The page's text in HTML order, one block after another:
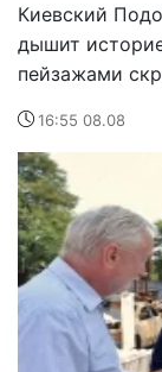
Киевский
дышит
пейзажами
16:55 08.08